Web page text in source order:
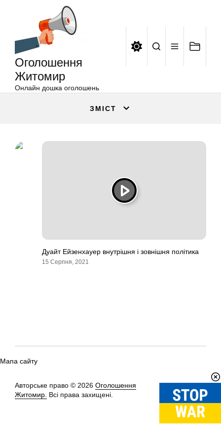
Оголошення
Житомир
Онлайн дошка оголошень
ЗМІСТ
Дуайт Ейзенхауер внутрішня і зовнішня політика
15 Серпня, 2021
Мапа сайту
Авторське право © 2026 Оголошення
Житомир. Всі права захищені.
Вгору↑